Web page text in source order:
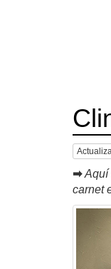
➡ Aquí
carnet